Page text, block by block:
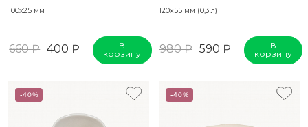
100х25 мм
660 ₽ 400 ₽
В
корзину
120х55 мм (0,3 л)
980 ₽ 590 ₽
В
корзину
-40% -40%